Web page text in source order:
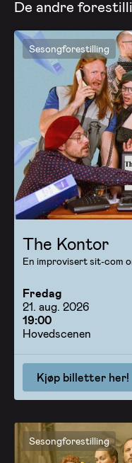
De andre
Sesongforestilling
The Kontor
En improvisert sit-com
Fredag
21. aug. 2026
19:00
Hovedscenen
Kjøp billetter her!
Sesongforestilling